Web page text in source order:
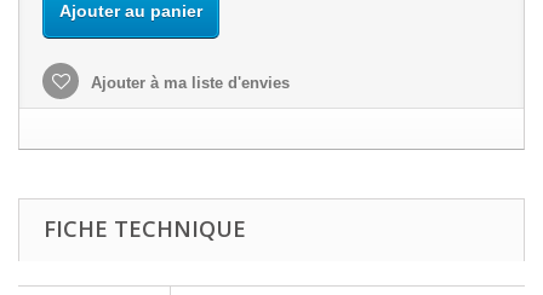
Ajouter au panier
Ajouter à ma liste d'envies
FICHE TECHNIQUE